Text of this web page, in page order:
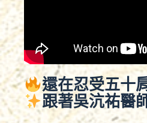
還在忍受五十
跟著吳沆祐醫